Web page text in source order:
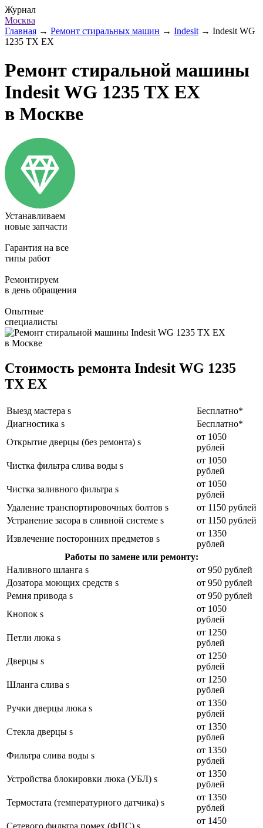
Журнал
Москва
Главная → Ремонт стиральных машин → Indesit → Indesit WG
1235 TX EX
Ремонт стиральной машины
Indesit WG 1235 TX EX
в Москве
Устанавливаем
новые запчасти
Гарантия на все
типы работ
Ремонтируем
в день обращения
Опытные
специалисты
Стоимость ремонта Indesit WG 1235
TX EX
Выезд мастера s
Бесплатно*
Диагностика s
Бесплатно*
Открытие дверцы (без ремонта) s
от 1050
рублей
Чистка фильтра слива воды s
от 1050
рублей
Чистка заливного фильтра s
от 1050
рублей
Удаление транспортировочных болтов s
от 1150 рублей
Устранение засора в сливной системе s
от 1150 рублей
Извлечение посторонних предметов s
от 1350
рублей
Работы по замене или ремонту:
Наливного шланга s
от 950 рублей
Дозатора моющих средств s
от 950 рублей
Ремня привода s
от 950 рублей
Кнопок s
от 1050
рублей
Петли люка s
от 1250
рублей
Дверцы s
от 1250
рублей
Шланга слива s
от 1250
рублей
Ручки дверцы люка s
от 1350
рублей
Стекла дверцы s
от 1350
рублей
Фильтра слива воды s
от 1350
рублей
Устройства блокировки люка (УБЛ) s
от 1350
рублей
Термостата (температурного датчика) s
от 1350
рублей
Сетевого фильтра помех (ФПС) s
от 1450